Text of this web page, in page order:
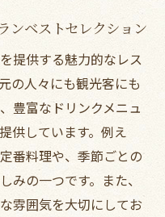
のオススメ料理
アリング術
すすめのメニュー
むためのコツ
力の千林のレストラ
ンベストセレクション
提供する魅力的なレス
の人々にも観光客にも
豊富なドリンクメニュ
供しています。例え
番料理や、季節ごとの
みの一つです。また、
雰囲気を大切にしてお